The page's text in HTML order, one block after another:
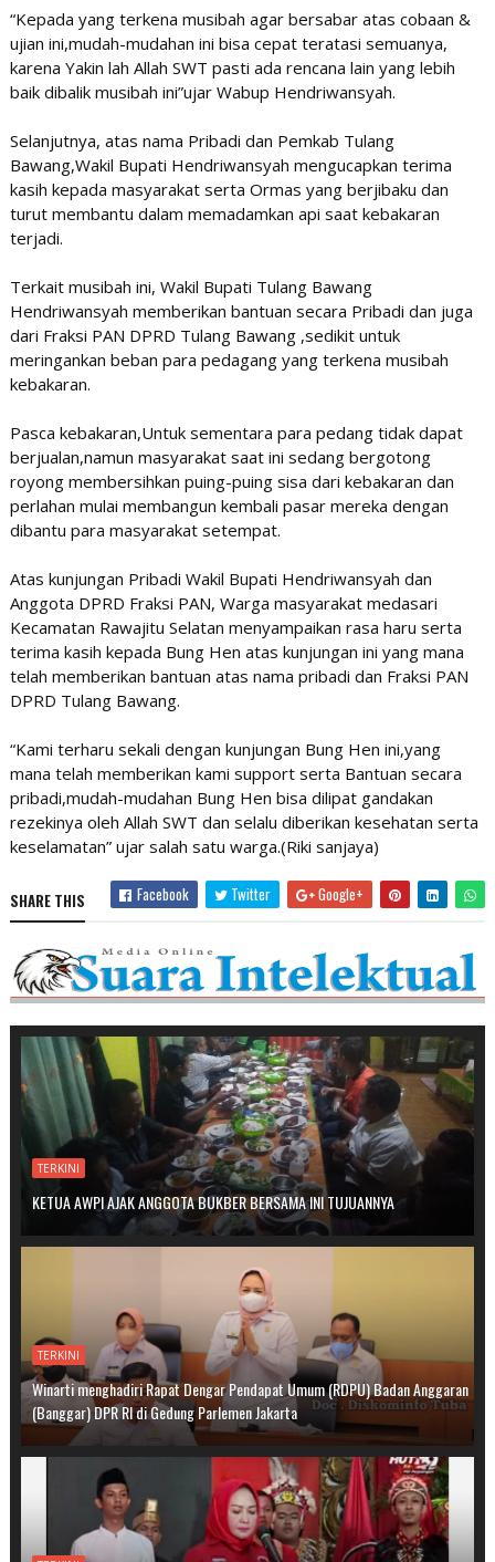
“Kepada yang terkena musibah agar bersabar atas cobaan &
ujian ini,mudah-mudahan ini bisa cepat teratasi semuanya,
karena Yakin lah Allah SWT pasti ada rencana lain yang lebih
baik dibalik musibah ini”ujar Wabup Hendriwansyah.
Selanjutnya, atas nama Pribadi dan Pemkab Tulang
Bawang,Wakil Bupati Hendriwansyah mengucapkan terima
kasih kepada masyarakat serta Ormas yang berjibaku dan
turut membantu dalam memadamkan api saat kebakaran
terjadi.
Terkait musibah ini, Wakil Bupati Tulang Bawang
Hendriwansyah memberikan bantuan secara Pribadi dan juga
dari Fraksi PAN DPRD Tulang Bawang ,sedikit untuk
meringankan beban para pedagang yang terkena musibah
kebakaran.
Pasca kebakaran,Untuk sementara para pedang tidak dapat
berjualan,namun masyarakat saat ini sedang bergotong
royong membersihkan puing-puing sisa dari kebakaran dan
perlahan mulai membangun kembali pasar mereka dengan
dibantu para masyarakat setempat.
Atas kunjungan Pribadi Wakil Bupati Hendriwansyah dan
Anggota DPRD Fraksi PAN, Warga masyarakat medasari
Kecamatan Rawajitu Selatan menyampaikan rasa haru serta
terima kasih kepada Bung Hen atas kunjungan ini yang mana
telah memberikan bantuan atas nama pribadi dan Fraksi PAN
DPRD Tulang Bawang.
“Kami terharu sekali dengan kunjungan Bung Hen ini,yang
mana telah memberikan kami support serta Bantuan secara
pribadi,mudah-mudahan Bung Hen bisa dilipat gandakan
rezekinya oleh Allah SWT dan selalu diberikan kesehatan serta
keselamatan” ujar salah satu warga.(Riki sanjaya)
SHARE THIS Facebook Twitter Google+
TERKINI
KETUA AWPI AJAK ANGGOTA BUKBER BERSAMA INI TUJUANNYA
TERKINI
Winarti menghadiri Rapat Dengar Pendapat Umum (RDPU) Badan Anggaran
(Banggar) DPR RI di Gedung Parlemen Jakarta